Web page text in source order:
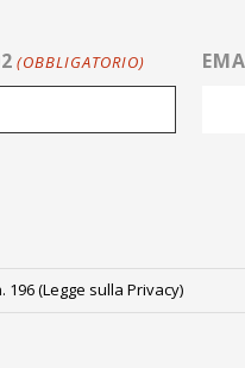
(OBBLIGATORIO)
(Legge sulla Privacy)